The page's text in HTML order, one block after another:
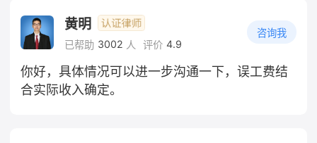
黄明
已帮助 3002 人 评价 4.9
咨询我
你好，具体情况可以进一步沟通一下，误工费结
合实际收入确定。